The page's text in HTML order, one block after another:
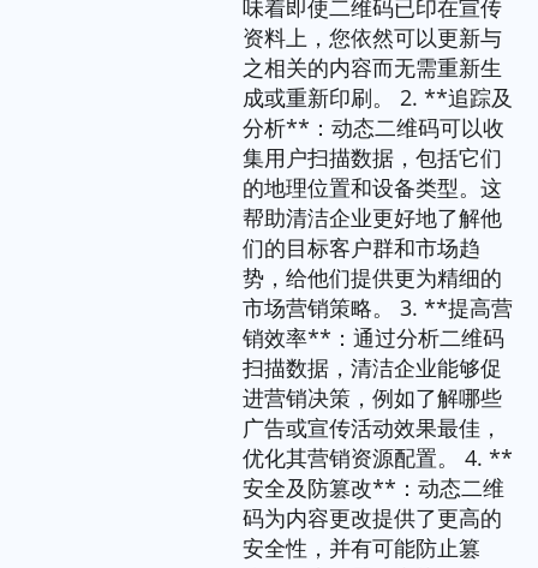
味着即使二维码已印在宣传
资料上，您依然可以更新与
之相关的内容而无需重新生
成或重新印刷。 2. **追踪及
分析**：动态二维码可以收
集用户扫描数据，包括它们
的地理位置和设备类型。这
帮助清洁企业更好地了解他
们的目标客户群和市场趋
势，给他们提供更为精细的
市场营销策略。 3. **提高营
销效率**：通过分析二维码
扫描数据，清洁企业能够促
进营销决策，例如了解哪些
广告或宣传活动效果最佳，
优化其营销资源配置。 4. **
安全及防篡改**：动态二维
码为内容更改提供了更高的
安全性，并有可能防止篡